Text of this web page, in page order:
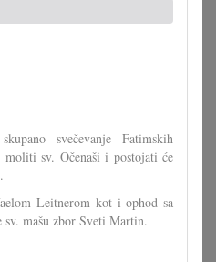
svečevanje Fatimskih
moliti sv. Očenaši i postojati će
Leitnerom kot i ophod sa
mašu zbor Sveti Martin.